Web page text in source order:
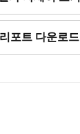
포트 다운로드